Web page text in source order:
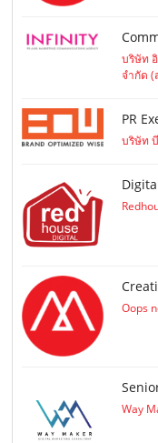
บริษัท
จำกัด (
PR
บริษัท
Oops
Way